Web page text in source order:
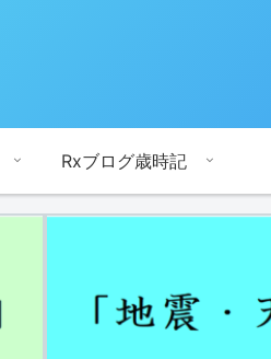
Rxブログ歳時記